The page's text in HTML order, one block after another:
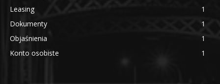
Leasing
1
Dokumenty
1
Objaśnienia
1
Konto osobiste
1